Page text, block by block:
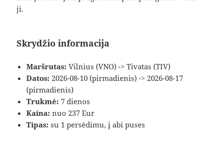
ji.
Skrydžio informacija
Maršrutas: Vilnius (VNO) -> Tivatas (TIV)
Datos: 2026-08-10 (pirmadienis) -> 2026-08-17
(pirmadienis)
Trukmė: 7 dienos
Kaina: nuo 237 Eur
Tipas: su 1 persėdimu, į abi puses